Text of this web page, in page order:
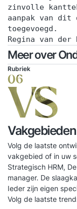
zinvolle
aanpak van dit
toegevoegd.
Regina van der
Meer over
Rubriek
06
VS
Volg de laatste
vakgebied of in uw
Strategisch HRM,
manager. De
Ieder zijn eigen
Volg de laatste